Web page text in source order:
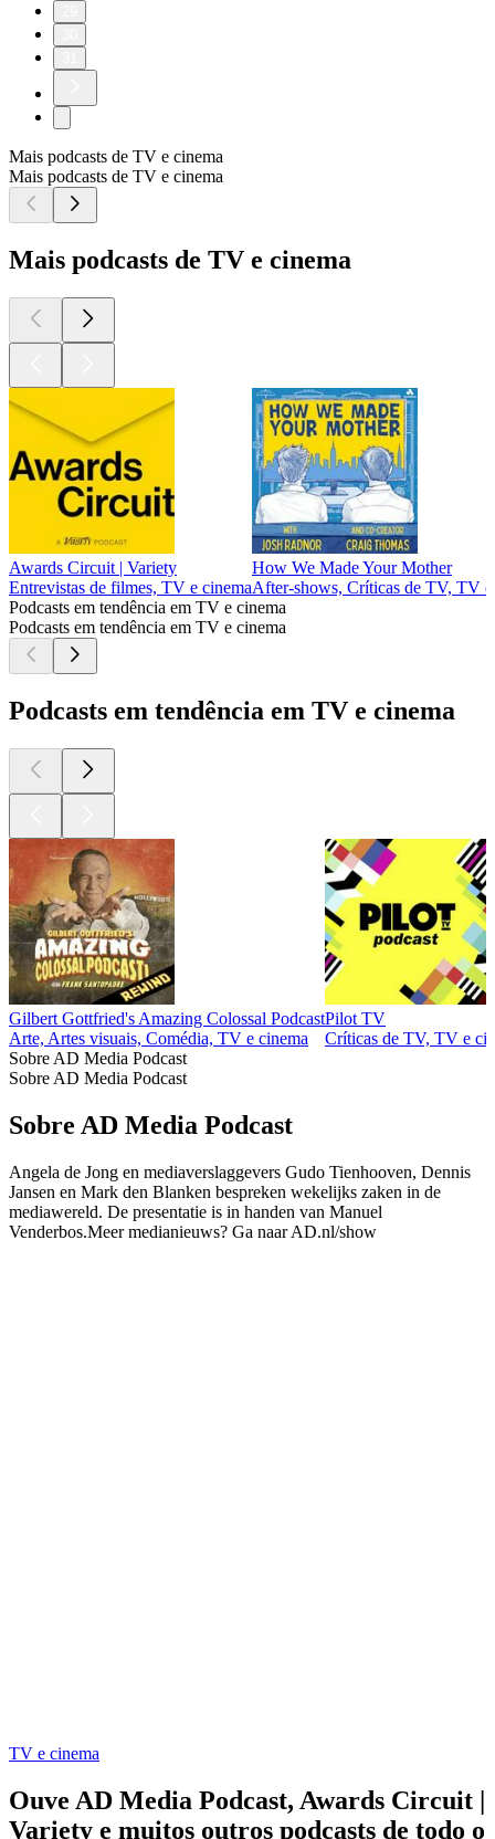
Mais podcasts de TV e cinema
Mais podcasts de TV e cinema
Mais podcasts de TV e cinema
Awards Circuit | Variety
Entrevistas de filmes, TV e cinema
How We Made Your Mother
After‑shows, Críticas de TV, TV
Podcasts em tendência em TV e cinema
Podcasts em tendência em TV e cinema
Podcasts em tendência em TV e cinema
Gilbert Gottfried's Amazing Colossal Podcast
Arte, Artes visuais, Comédia, TV e cinema
Pilot TV
Críticas de TV, TV e
Sobre AD Media Podcast
Sobre AD Media Podcast
Sobre AD Media Podcast
Angela de Jong en mediaverslaggevers Gudo Tienhooven, Dennis
Jansen en Mark den Blanken bespreken wekelijks zaken in de
mediawereld. De presentatie is in handen van Manuel
Venderbos.Meer medianieuws? Ga naar AD.nl/show
TV e cinema
Ouve AD Media Podcast, Awards Circuit |
Variety e muitos outros podcasts de todo o